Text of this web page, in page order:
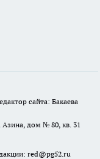
сайта: Бакаева
Азина, дом № 80, кв. 31
red@pg52.ru